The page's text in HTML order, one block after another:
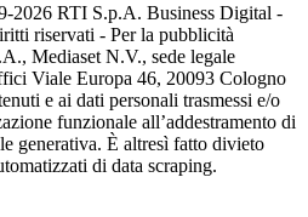
2026 RTI S.p.A. Business Digital -
riservati - Per la pubblicità
Mediaset N.V., sede legale
Viale Europa 46, 20093 Cologno
e ai dati personali trasmessi e/o
funzionale all’addestramento di
generativa. È altresì fatto divieto
di data scraping.